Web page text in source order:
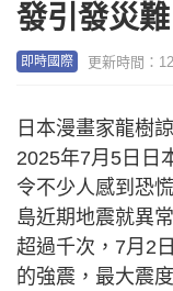
發引發災難
即時國際 更新時間：
日本漫畫家龍樹
2025年7月5日日
令不少人感到恐
島近期地震就異
超過千次，7月2
的強震，最大震